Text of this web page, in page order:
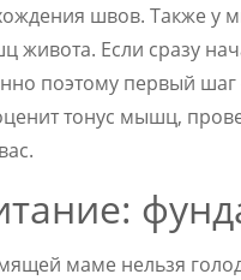
швов. Также у
живота. Если сразу
поэтому первый шаг
тонус мышц,
маме нельзя